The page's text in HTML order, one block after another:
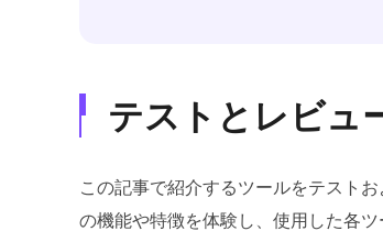
テストとレビュ
この記事で紹介するツールをテスト
の機能や特徴を体験し、使用した各